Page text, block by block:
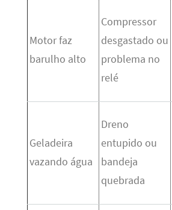
Motor faz
barulho alto
Compressor
desgastado ou
problema no
relé
Geladeira
vazando água
Dreno
entupido ou
bandeja
quebrada